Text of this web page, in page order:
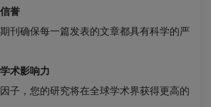
誉
刊确保每一篇发表的文章都具有科学的严
术影响力
子，您的研究将在全球学术界获得更高的